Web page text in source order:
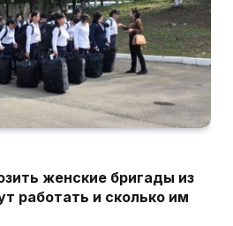
женские бригады из
работать и сколько им